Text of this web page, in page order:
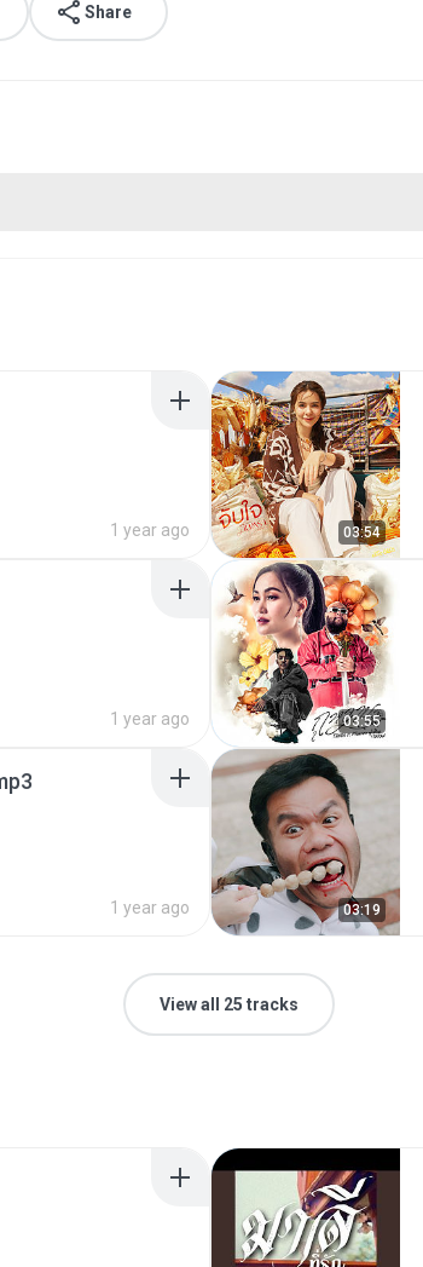
Share
1 year ago 03:54
1 year ago 03:55
1 year ago 03:19
View all 25 tracks